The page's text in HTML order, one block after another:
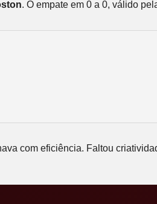
. O empate em 0 a 0, válido
com eficiência. Faltou